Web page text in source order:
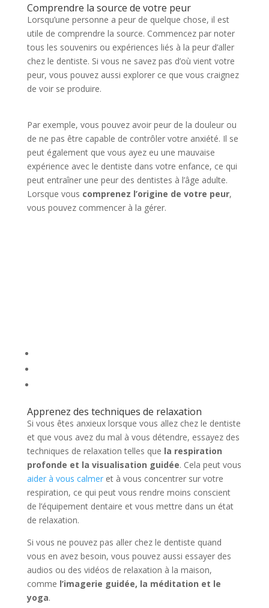
Comprendre la source de votre peur
Lorsqu’une personne a peur de quelque chose, il est
utile de comprendre la source. Commencez par noter
tous les souvenirs ou expériences liés à la peur d’aller
chez le dentiste. Si vous ne savez pas d’où vient votre
peur, vous pouvez aussi explorer ce que vous craignez
de voir se produire.
Par exemple, vous pouvez avoir peur de la douleur ou
de ne pas être capable de contrôler votre anxiété. Il se
peut également que vous ayez eu une mauvaise
expérience avec le dentiste dans votre enfance, ce qui
peut entraîner une peur des dentistes à l’âge adulte.
Lorsque vous comprenez l’origine de votre peur,
vous pouvez commencer à la gérer.
Apprenez des techniques de relaxation
Si vous êtes anxieux lorsque vous allez chez le dentiste
et que vous avez du mal à vous détendre, essayez des
techniques de relaxation telles que la respiration
profonde et la visualisation guidée. Cela peut vous
aider à vous calmeret à vous concentrer sur votre
respiration, ce qui peut vous rendre moins conscient
de l’équipement dentaire et vous mettre dans un état
de relaxation.
Si vous ne pouvez pas aller chez le dentiste quand
vous en avez besoin, vous pouvez aussi essayer des
audios ou des vidéos de relaxation à la maison,
comme l’imagerie guidée, la méditation et le
yoga.